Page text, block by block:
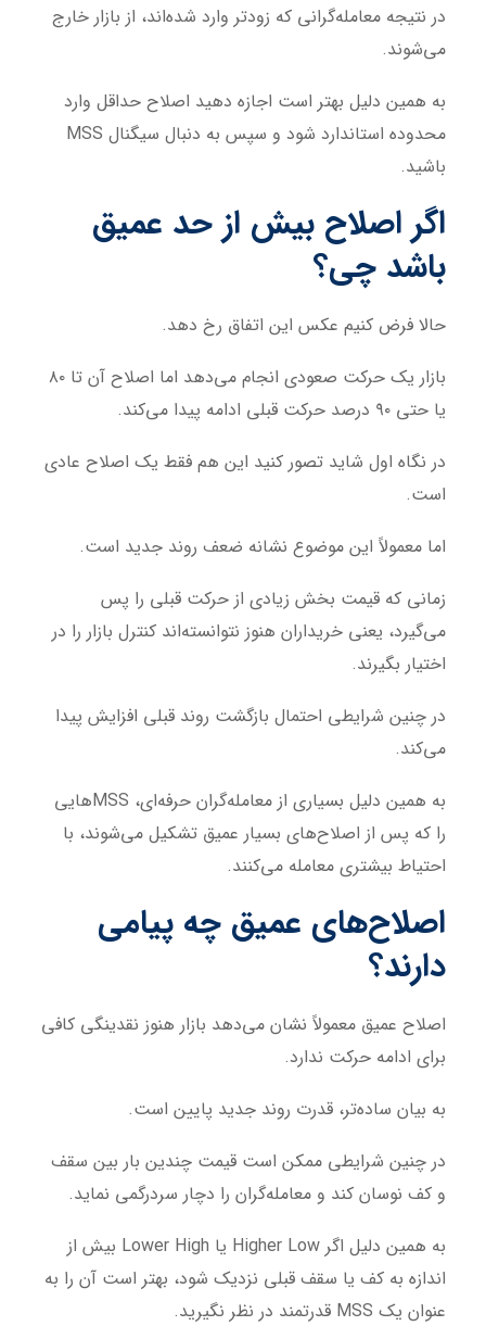
در نتیجه معامله‌گرانی که زودتر وارد شده‌اند، از بازار خارج
می‌شوند.
به همین دلیل بهتر است اجازه دهید اصلاح حداقل وارد
محدوده استاندارد شود و سپس به دنبال سیگنال MSS
باشید.
اگر اصلاح بیش از حد عمیق
باشد چی؟
حالا فرض کنیم عکس این اتفاق رخ دهد.
بازار یک حرکت صعودی انجام می‌دهد اما اصلاح آن تا ۸۰
یا حتی ۹۰ درصد حرکت قبلی ادامه پیدا می‌کند.
در نگاه اول شاید تصور کنید این هم فقط یک اصلاح عادی
است.
اما معمولاً این موضوع نشانه ضعف روند جدید است.
زمانی که قیمت بخش زیادی از حرکت قبلی را پس
می‌گیرد، یعنی خریداران هنوز نتوانسته‌اند کنترل بازار را در
اختیار بگیرند.
در چنین شرایطی احتمال بازگشت روند قبلی افزایش پیدا
می‌کند.
به همین دلیل بسیاری از معامله‌گران حرفه‌ای، MSSهایی
را که پس از اصلاح‌های بسیار عمیق تشکیل می‌شوند، با
احتیاط بیشتری معامله می‌کنند.
اصلاح‌های عمیق چه پیامی
دارند؟
اصلاح عمیق معمولاً نشان می‌دهد بازار هنوز نقدینگی کافی
برای ادامه حرکت ندارد.
به بیان ساده‌تر، قدرت روند جدید پایین است.
در چنین شرایطی ممکن است قیمت چندین بار بین سقف
و کف نوسان کند و معامله‌گران را دچار سردرگمی نماید.
به همین دلیل اگر Higher Low یا Lower High بیش از
اندازه به کف یا سقف قبلی نزدیک شود، بهتر است آن را به
عنوان یک MSS قدرتمند در نظر نگیرید.